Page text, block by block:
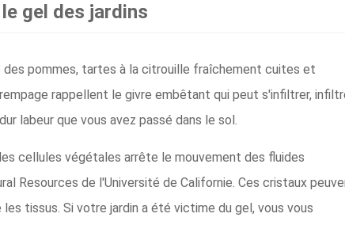
gel des jardins
pommes, tartes à la citrouille fraîchement cuites et
rappellent le givre embêtant qui peut s'infiltrer,
labeur que vous avez passé dans le sol.
cellules végétales arrête le mouvement des fluides
Resources de l'Université de Californie. Ces cristaux
tissus. Si votre jardin a été victime du gel, vous vous